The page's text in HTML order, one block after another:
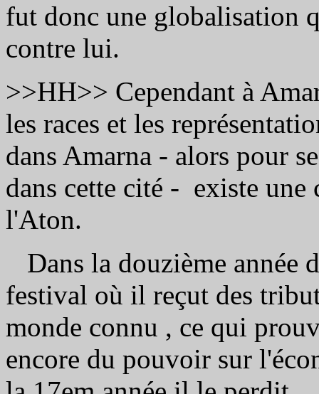
fut donc une globalisation
contre lui.
>>HH>> Cependant à
les races et les
dans Amarna - alors pour
dans cette cité - existe une
l'Aton.
Dans la douzième année
festival où il reçut des
monde connu , ce qui
encore du pouvoir sur